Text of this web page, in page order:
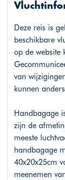
Deze reis is
beschikbare
op de website
van
kunnen
Handbagage
zijn de
meeste
handbagage
40x20x25cm
meenemen